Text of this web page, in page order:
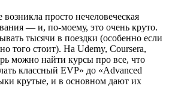
возникла просто нечеловеческая
— и, по-моему, это очень круто.
тысячи в поездки (особенно если
того стоит). На Udemy, Coursera,
можно найти курсы про все, что
классный EVP» до «Advanced
крутые, и в основном дают их